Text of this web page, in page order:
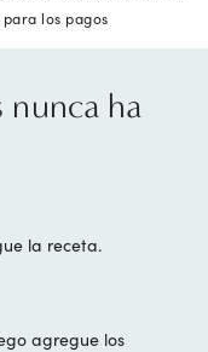
los pagos
nunca ha
la receta.
agregue los